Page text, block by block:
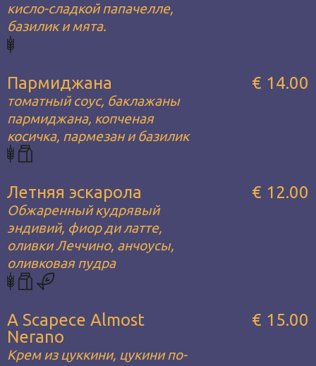
кисло-сладкой папачелле,
базилик и мята.
Пармиджана
томатный соус, баклажаны
пармиджана, копченая
косичка, пармезан и базилик
€ 14.00
Летняя эскарола
Обжаренный кудрявый
эндивий, фиор ди латте,
оливки Леччино, анчоусы,
оливковая пудра
€ 12.00
A Scapece Almost
Nerano
Крем из цуккини, цукини по-
€ 15.00